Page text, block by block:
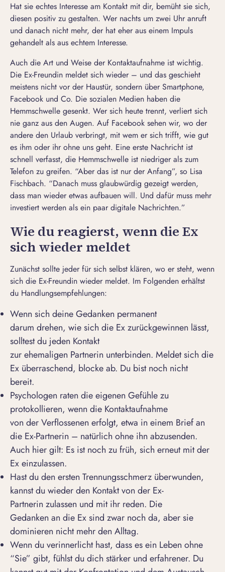
Hat sie echtes Interesse am Kontakt mit dir, bemüht sie sich,
diesen positiv zu gestalten. Wer nachts um zwei Uhr anruft
und danach nicht mehr, der hat eher aus einem Impuls
gehandelt als aus echtem Interesse.
Auch die Art und Weise der Kontaktaufnahme ist wichtig.
Die Ex-Freundin meldet sich wieder – und das geschieht
meistens nicht vor der Haustür, sondern über Smartphone,
Facebook und Co. Die sozialen Medien haben die
Hemmschwelle gesenkt. Wer sich heute trennt, verliert sich
nie ganz aus den Augen. Auf Facebook sehen wir, wo der
andere den Urlaub verbringt, mit wem er sich trifft, wie gut
es ihm oder ihr ohne uns geht. Eine erste Nachricht ist
schnell verfasst, die Hemmschwelle ist niedriger als zum
Telefon zu greifen. “Aber das ist nur der Anfang”, so Lisa
Fischbach. “Danach muss glaubwürdig gezeigt werden,
dass man wieder etwas aufbauen will. Und dafür muss mehr
investiert werden als ein paar digitale Nachrichten.”
Wie du reagierst, wenn die Ex
sich wieder meldet
Zunächst sollte jeder für sich selbst klären, wo er steht, wenn
sich die Ex-Freundin wieder meldet. Im Folgenden erhältst
du Handlungsempfehlungen:
Wenn sich deine Gedanken permanent
darum drehen, wie sich die Ex zurückgewinnen lässt,
solltest du jeden Kontakt
zur ehemaligen Partnerin unterbinden. Meldet sich die
Ex überraschend, blocke ab. Du bist noch nicht
bereit.
Psychologen raten die eigenen Gefühle zu
protokollieren, wenn die Kontaktaufnahme
von der Verflossenen erfolgt, etwa in einem Brief an
die Ex-Partnerin – natürlich ohne ihn abzusenden.
Auch hier gilt: Es ist noch zu früh, sich erneut mit der
Ex einzulassen.
Hast du den ersten Trennungsschmerz überwunden,
kannst du wieder den Kontakt von der Ex-
Partnerin zulassen und mit ihr reden. Die
Gedanken an die Ex sind zwar noch da, aber sie
dominieren nicht mehr den Alltag.
Wenn du verinnerlicht hast, dass es ein Leben ohne
“Sie” gibt, fühlst du dich stärker und erfahrener. Du